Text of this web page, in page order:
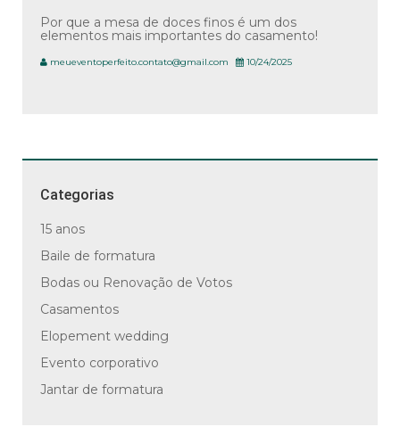
Por que a mesa de doces finos é um dos
elementos mais importantes do casamento!
meueventoperfeito.contato@gmail.com 10/24/2025
Categorias
15 anos
Baile de formatura
Bodas ou Renovação de Votos
Casamentos
Elopement wedding
Evento corporativo
Jantar de formatura